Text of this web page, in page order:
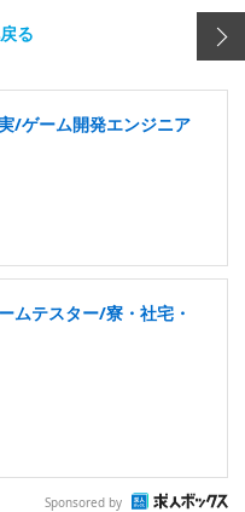
る
/ゲーム開発エンジニア
ムテスター/寮・社宅・
Sponsored by